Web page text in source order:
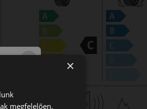
×
megfelelően.